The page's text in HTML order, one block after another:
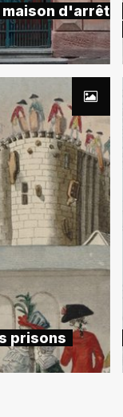
maison d'arrêt
prisons